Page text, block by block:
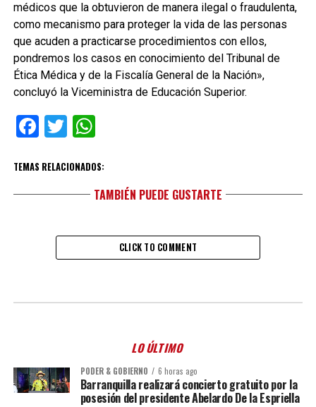
médicos que la obtuvieron de manera ilegal o fraudulenta,
como mecanismo para proteger la vida de las personas
que acuden a practicarse procedimientos con ellos,
pondremos los casos en conocimiento del Tribunal de
Ética Médica y de la Fiscalía General de la Nación»,
concluyó la Viceministra de Educación Superior.
Facebook
TwitterWhatsApp
TEMAS RELACIONADOS:
TAMBIÉN PUEDE GUSTARTE
CLICK TO COMMENT
LO ÚLTIMO
PODER & GOBIERNO 6 horas ago
Barranquilla realizará concierto gratuito por la
posesión del presidente Abelardo De la Espriella